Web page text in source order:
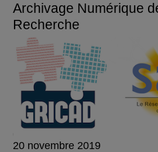
Archivage Numérique
Recherche
20 novembre 2019